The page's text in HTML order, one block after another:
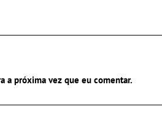
a próxima vez que eu comentar.